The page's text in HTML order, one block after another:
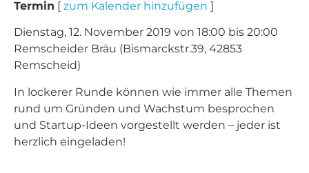
Termin [ zum Kalender hinzufügen ]
Dienstag, 12. November 2019 von 18:00 bis 20:00
Remscheider Bräu (Bismarckstr.39, 42853
Remscheid)
In lockerer Runde können wie immer alle Themen
rund um Gründen und Wachstum besprochen
und Startup-Ideen vorgestellt werden – jeder ist
herzlich eingeladen!